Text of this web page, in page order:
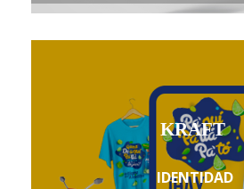
KRAFT
IDENTIDAD